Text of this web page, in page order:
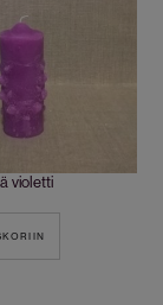
violetti